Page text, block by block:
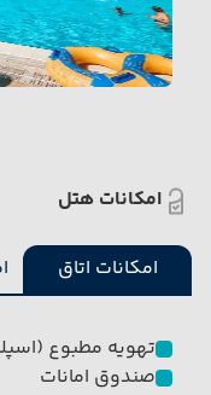
امکانات هتل
امکانات اتاق
تهویه مطبوع
صندوق امانات